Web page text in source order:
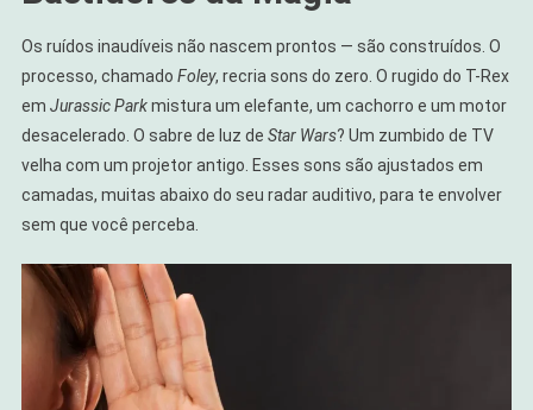
Os ruídos inaudíveis não nascem prontos — são construídos. O
processo, chamado Foley, recria sons do zero. O rugido do T-Rex
em Jurassic Parkmistura um elefante, um cachorro e um motor
desacelerado. O sabre de luz de Star Wars? Um zumbido de TV
velha com um projetor antigo. Esses sons são ajustados em
camadas, muitas abaixo do seu radar auditivo, para te envolver
sem que você perceba.